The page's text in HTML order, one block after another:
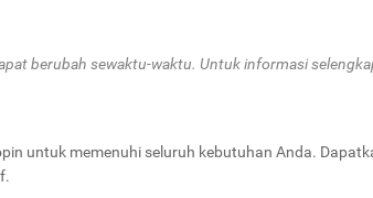
berubah sewaktu-waktu. Untuk informasi
untuk memenuhi seluruh kebutuhan Anda.